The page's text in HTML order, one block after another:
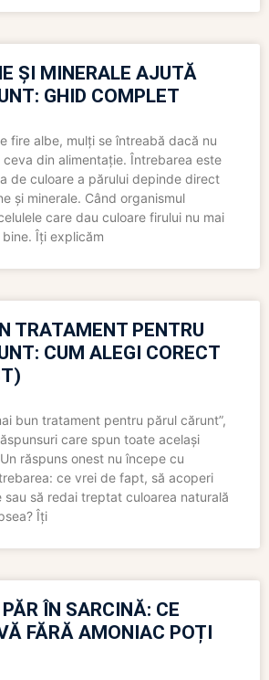
ȘI MINERALE AJUTĂ
GHID COMPLET
fire albe, mulți se întreabă dacă nu
din alimentație. Întrebarea este
de culoare a părului depinde direct
și minerale. Când organismul
care dau culoare firului nu mai
Îți explicăm
TRATAMENT PENTRU
CUM ALEGI CORECT
bun tratament pentru părul cărunt”,
care spun toate același
răspuns onest nu începe cu
ce vrei de fapt, să acoperi
să redai treptat culoarea naturală
Îți
ÎN SARCINĂ: CE
FĂRĂ AMONIAC POȚI